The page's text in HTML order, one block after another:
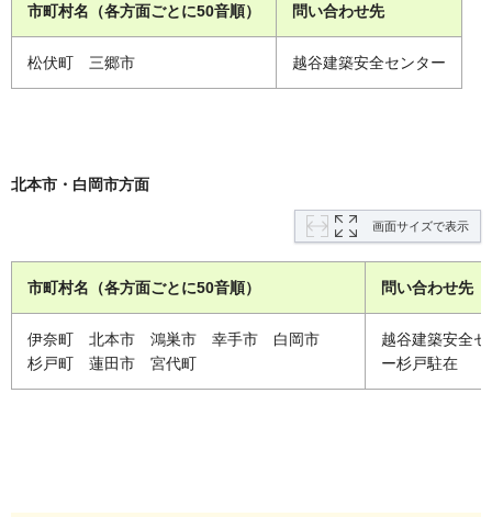
市町村名（各方面ごとに50音順） 問い合わせ先
松伏町 三郷市 越谷建築安全センター
北本市・白岡市方面
画面サイズで表示
市町村名（各方面ごとに50音順） 問い合わせ先
伊奈町 北本市 鴻巣市 幸手市 白岡市
杉戸町 蓮田市 宮代町
越谷建築安全
ー杉戸駐在